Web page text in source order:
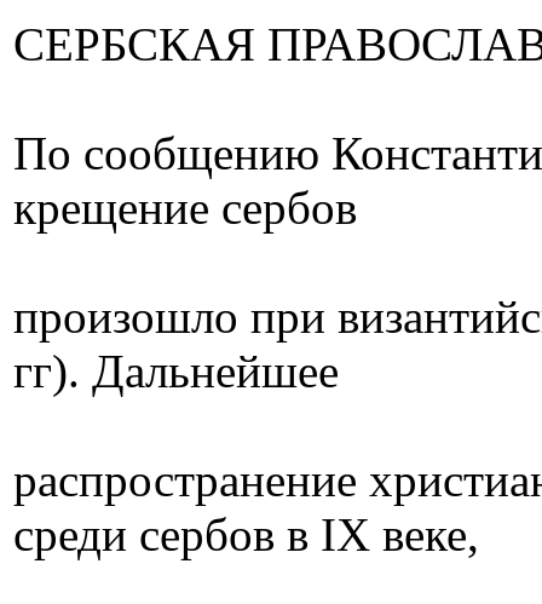
СЕРБСКАЯ
По сообщению
крещение сербов
произошло при
гг). Дальнейшее
распространение
среди сербов в IX веке,